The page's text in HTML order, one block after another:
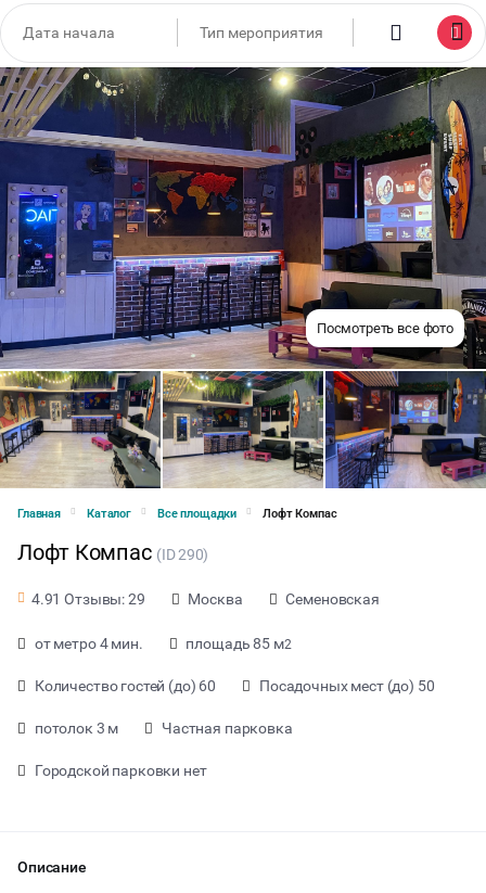
Посмотреть все фото
Главная Каталог Все площадки Лофт Компас
Лофт Компас (ID 290)
4.91 Отзывы: 29 Москва Семеновская
от метро 4 мин. площадь 85 м2
Количество гостей (до) 60 Посадочных мест (до) 50
потолок 3 м Частная парковка
Городской парковки нет
Описание